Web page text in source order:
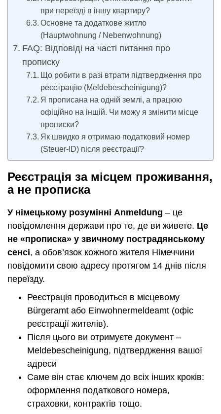
при переїзді в іншу квартиру?
Основне та додаткове житло
(Hauptwohnung / Nebenwohnung)
FAQ: Відповіді на часті питання про
прописку
Що робити в разі втрати підтвердження про
реєстрацію (Meldebescheinigung)?
Я прописана на одній землі, а працюю
офіційно на іншій. Чи можу я змінити місце
прописки?
Як швидко я отримаю податковий номер
(Steuer-ID) після реєстрації?
Реєстрація за місцем проживання,
а не прописка
У німецькому розумінні Anmeldung – це
повідомлення держави про те, де ви живете. Це
не «прописка» у звичному пострадянському
сенсі, а обов’язок кожного жителя Німеччини
повідомити свою адресу протягом 14 днів після
переїзду.
Реєстрація проводиться в місцевому
Bürgeramt або Einwohnermeldeamt (офіс
реєстрації жителів).
Після цього ви отримуєте документ –
Meldebescheinigung, підтвердження вашої
адреси
Саме він стає ключем до всіх інших кроків:
оформлення податкового номера,
страховки, контрактів тощо.